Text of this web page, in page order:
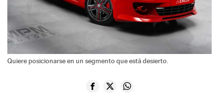
Quiere posicionarse en un segmento que está desierto.